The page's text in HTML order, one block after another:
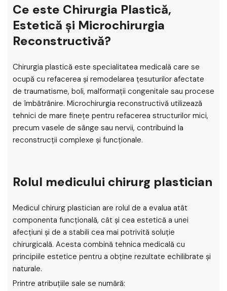
Ce este Chirurgia Plastică,
Estetică și Microchirurgia
Reconstructivă?
Chirurgia plastică este specialitatea medicală care se
ocupă cu refacerea și remodelarea țesuturilor afectate
de traumatisme, boli, malformații congenitale sau procese
de îmbătrânire. Microchirurgia reconstructivă utilizează
tehnici de mare finețe pentru refacerea structurilor mici,
precum vasele de sânge sau nervii, contribuind la
reconstrucții complexe și funcționale.
Rolul medicului chirurg plastician
Medicul chirurg plastician are rolul de a evalua atât
componenta funcțională, cât și cea estetică a unei
afecțiuni și de a stabili cea mai potrivită soluție
chirurgicală. Acesta combină tehnica medicală cu
principiile estetice pentru a obține rezultate echilibrate și
naturale.
Printre atribuțiile sale se numără: